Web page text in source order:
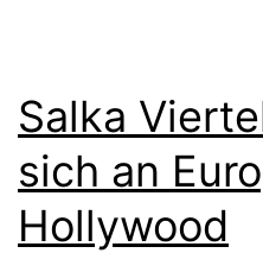
Salka
sich an
Hollywood